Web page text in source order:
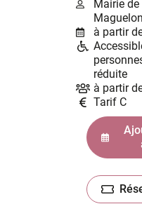
Mairie de
à partir
réduite
à partir
Tarif C